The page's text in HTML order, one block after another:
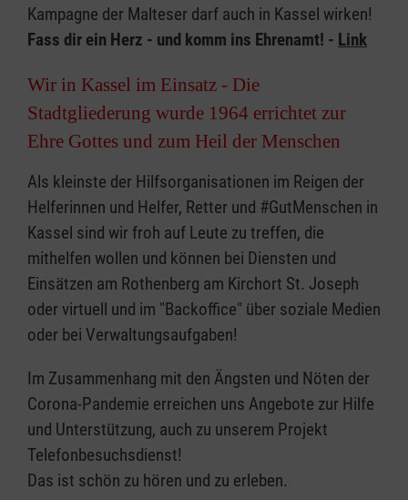
Kampagne der Malteser darf auch in Kassel wirken!
Fass dir ein Herz - und komm ins Ehrenamt! - Link
Wir in Kassel im Einsatz - Die
Stadtgliederung wurde 1964 errichtet zur
Ehre Gottes und zum Heil der Menschen
Als kleinste der Hilfsorganisationen im Reigen der
Helferinnen und Helfer, Retter und #GutMenschen in
Kassel sind wir froh auf Leute zu treffen, die
mithelfen wollen und können bei Diensten und
Einsätzen am Rothenberg am Kirchort St. Joseph
oder virtuell und im "Backoffice" über soziale Medien
oder bei Verwaltungsaufgaben!
Im Zusammenhang mit den Ängsten und Nöten der
Corona-Pandemie erreichen uns Angebote zur Hilfe
und Unterstützung, auch zu unserem Projekt
Telefonbesuchsdienst!
Das ist schön zu hören und zu erleben.